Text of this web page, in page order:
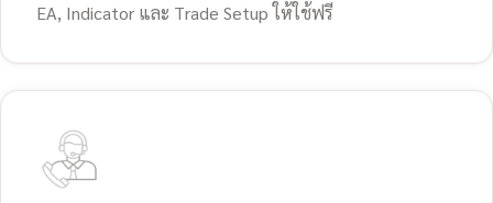
EA, Indicator และ Trade Setup ให้ใช้ฟรี